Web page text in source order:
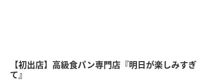
【初出店】高級食パン専門店『明日が楽しみすぎ
て』